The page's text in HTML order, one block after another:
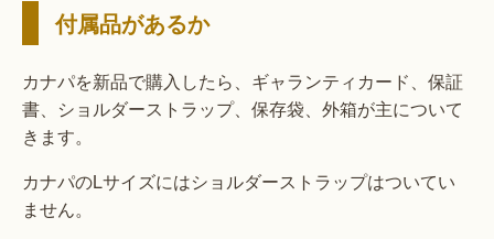
付属品があるか
カナパを新品で購入したら、ギャランティカード、保証
書、ショルダーストラップ、保存袋、外箱が主について
きます。
カナパのLサイズにはショルダーストラップはついてい
ません。